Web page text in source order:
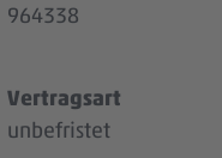
964338
Vertragsart
unbefristet